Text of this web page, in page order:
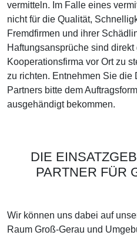
vermitteln. Im Falle eines
nicht für die Qualität,
Fremdfirmen und ihrer
Haftungsansprüche sind
Kooperationsfirma vor Ort zu
zu richten. Entnehmen Sie die
Partners bitte dem
ausgehändigt bekommen.
DIE
PARTNER FÜR
Wir können uns dabei auf
Raum Groß-Gerau und